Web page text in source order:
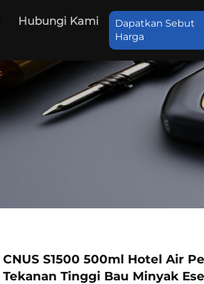
Hubungi Kami
Dapatkan Sebut
Harga
CNUS S1500 500ml Hotel Air
Tekanan Tinggi Bau Minyak